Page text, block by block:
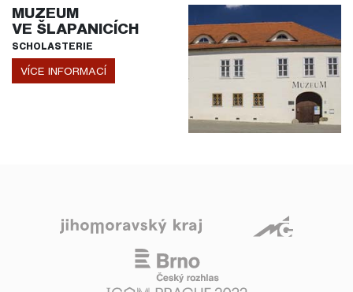
MUZEUM
VE ŠLAPANICÍCH
SCHOLASTERIE
VÍCE INFORMACÍ